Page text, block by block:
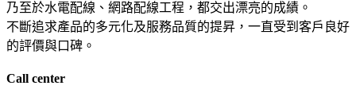
乃至於水電配線、網路配線工程，都交出漂亮的成績。
不斷追求產品的多元化及服務品質的提昇，一直受到客戶良好
的評價與口碑。
Call center